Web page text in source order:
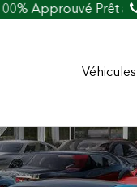
auto et crédit facile